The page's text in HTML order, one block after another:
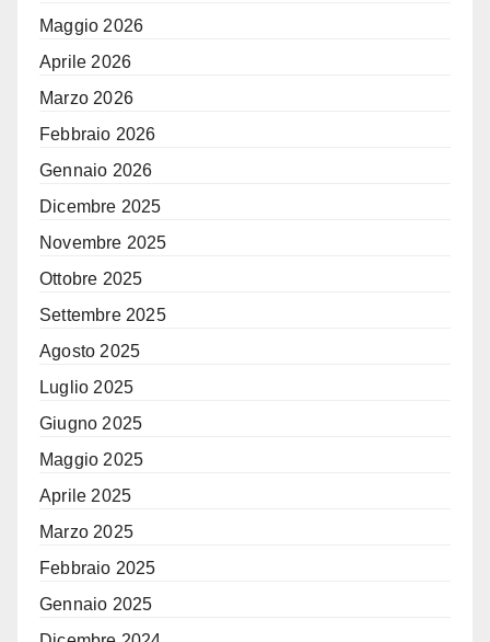
Maggio 2026
Aprile 2026
Marzo 2026
Febbraio 2026
Gennaio 2026
Dicembre 2025
Novembre 2025
Ottobre 2025
Settembre 2025
Agosto 2025
Luglio 2025
Giugno 2025
Maggio 2025
Aprile 2025
Marzo 2025
Febbraio 2025
Gennaio 2025